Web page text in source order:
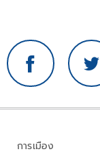
การเมือง